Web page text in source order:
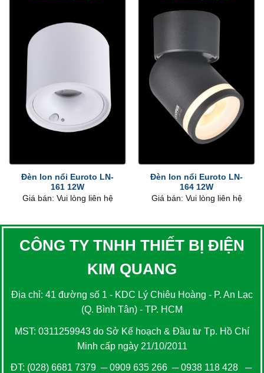
Đèn lon nổi Euroto LN-
161 12W
Giá bán: Vui lòng liên hệ
Đèn lon nổi Euroto LN-
164 12W
Giá bán: Vui lòng liên hệ
CÔNG TY TNHH THIẾT BỊ ĐIỆN
KIM QUANG
Địa chỉ: 41 đường số 1 - KDC Lý Chiêu Hoàng - P. An Lạc
(Q. Bình Tân) - TP. HCM
MST: 0311259943 do Sở Kế hoạch & Đầu tư Tp. Hồ Chí
Minh cấp ngày 21/10/2011
ĐT: (028) 6681 7379 ─0909 635 266─0938 118 428─